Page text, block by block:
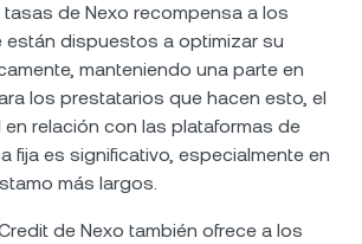
de Nexo recompensa a los
están dispuestos a optimizar su
manteniendo una parte en
los prestatarios que hacen esto, el
relación con las plataformas de
fija es significativo, especialmente en
más largos.
de Nexo también ofrece a los